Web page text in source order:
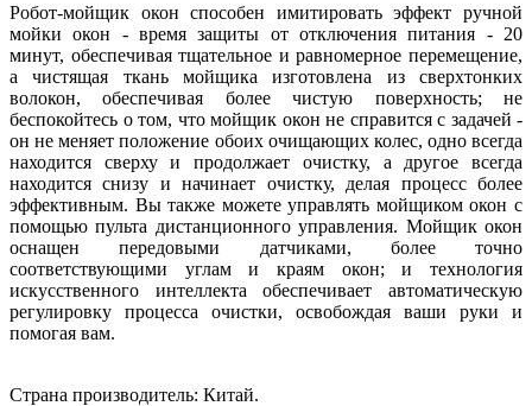
Робот-мойщик окон способен имитировать эффект ручной
мойки окон - время защиты от отключения питания - 20
минут, обеспечивая тщательное и равномерное перемещение,
а чистящая ткань мойщика изготовлена из сверхтонких
волокон, обеспечивая более чистую поверхность; не
беспокойтесь о том, что мойщик окон не справится с задачей -
он не меняет положение обоих очищающих колес, одно всегда
находится сверху и продолжает очистку, а другое всегда
находится снизу и начинает очистку, делая процесс более
эффективным. Вы также можете управлять мойщиком окон с
помощью пульта дистанционного управления. Мойщик окон
оснащен передовыми датчиками, более точно
соответствующими углам и краям окон; и технология
искусственного интеллекта обеспечивает автоматическую
регулировку процесса очистки, освобождая ваши руки и
помогая вам.
Страна производитель: Китай.